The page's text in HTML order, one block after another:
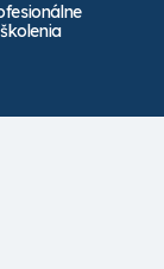
školenia